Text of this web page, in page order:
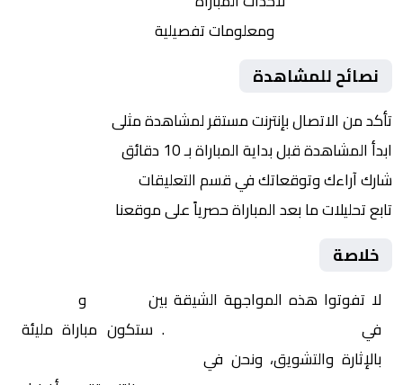
ومعلومات تفصيلية
نصائح للمشاهدة
تأكد من الاتصال بإنترنت مستقر لمشاهدة مثلى
ابدأ المشاهدة قبل بداية المباراة بـ 10 دقائق
شارك آراءك وتوقعاتك في قسم التعليقات
تابع تحليلات ما بعد المباراة حصرياً على موقعنا
خلاصة
لا تفوتوا هذه المواجهة الشيقة بين و
في
. ستكون مباراة مليئة
بالإثارة والتشويق، ونحن في